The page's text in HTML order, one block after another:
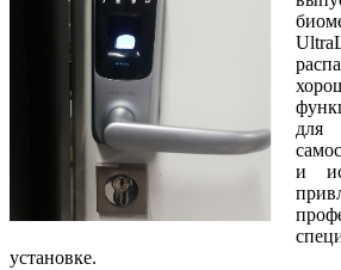
для
и
установке.